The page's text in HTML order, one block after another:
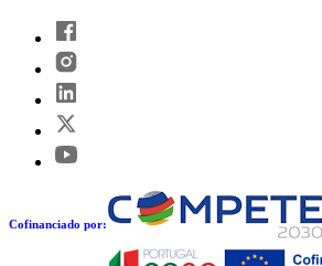
Cofinanciado por: